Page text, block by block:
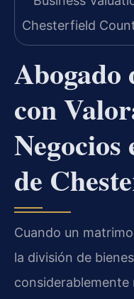
Abogado
con
Negocios
de
Cuando un
la división de
considerablemente